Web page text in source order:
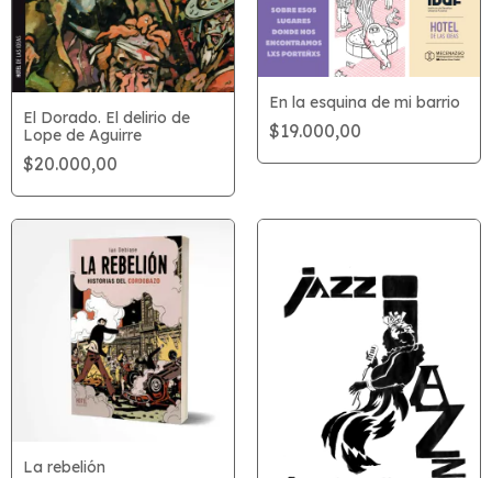
El Dorado. El delirio de
Lope de Aguirre
$20.000,00
En la esquina de mi barrio
$19.000,00
La rebelión